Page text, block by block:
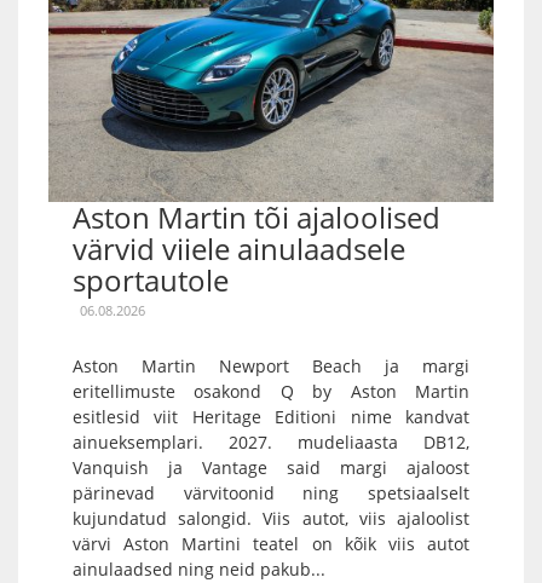
Aston Martin tõi ajaloolised
värvid viiele ainulaadsele
sportautole
06.08.2026
Aston Martin Newport Beach ja margi
eritellimuste osakond Q by Aston Martin
esitlesid viit Heritage Editioni nime kandvat
ainueksemplari. 2027. mudeliaasta DB12,
Vanquish ja Vantage said margi ajaloost
pärinevad värvitoonid ning spetsiaalselt
kujundatud salongid. Viis autot, viis ajaloolist
värvi Aston Martini teatel on kõik viis autot
ainulaadsed ning neid pakub...